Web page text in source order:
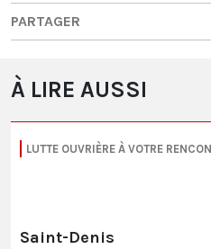
PARTAGER
À LIRE AUSSI
LUTTE OUVRIÈRE À VOTRE
Saint-Denis